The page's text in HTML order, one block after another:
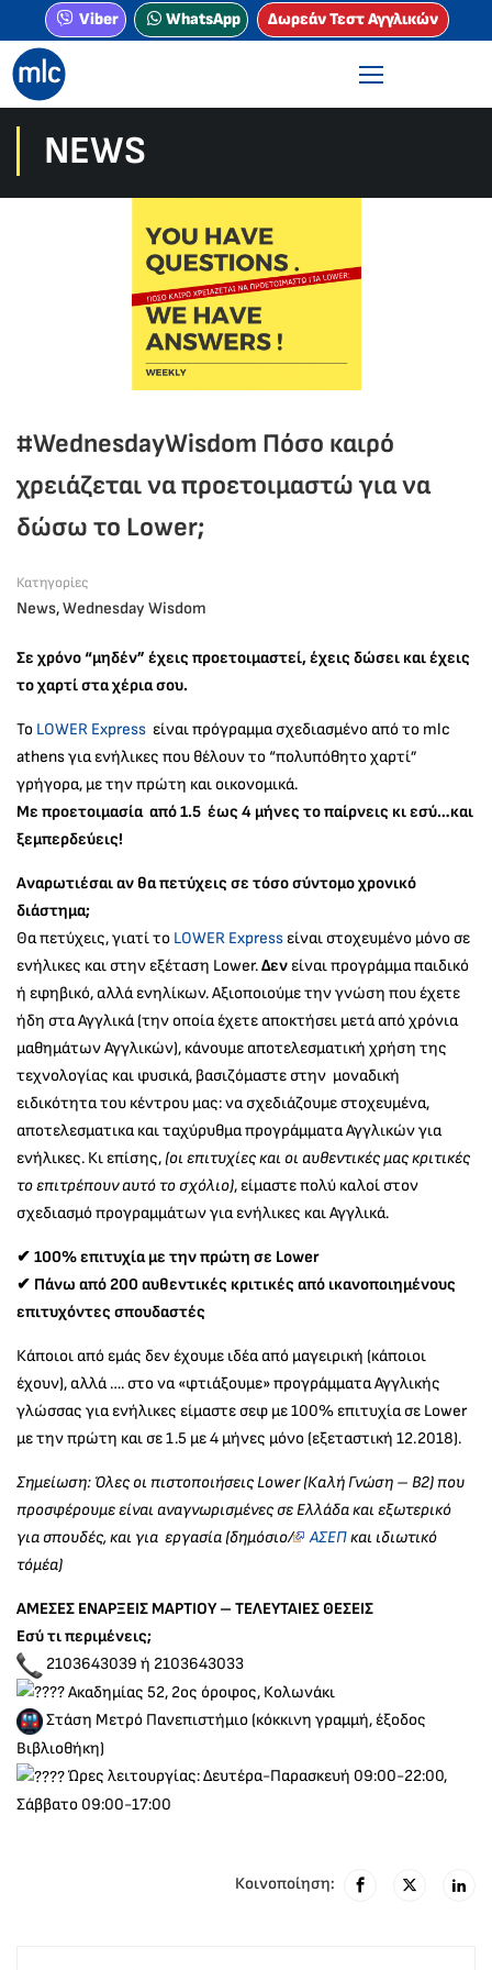
Viber WhatsApp Δωρεάν Τεστ Αγγλικών
NEWS
#WednesdayWisdom Πόσο καιρό
χρειάζεται να προετοιμαστώ για να
δώσω το Lower;
Κατηγορίες
News,Wednesday Wisdom
Σε χρόνο “μηδέν” έχεις προετοιμαστεί, έχεις δώσει και έχεις
το χαρτί στα χέρια σου.
Το LOWER Express είναι πρόγραμμα σχεδιασμένο από το mlc
athens για ενήλικες που θέλουν το “πολυπόθητο χαρτί”
γρήγορα, με την πρώτη και οικονομικά.
Με προετοιμασία από 1.5 έως 4 μήνες το παίρνεις κι εσύ…και
ξεμπερδεύεις!
Αναρωτιέσαι αν θα πετύχεις σε τόσο σύντομο χρονικό
διάστημα;
Θα πετύχεις, γιατί το LOWER Express είναι στοχευμένο μόνο σε
ενήλικες και στην εξέταση Lower.Δεν είναι προγράμμα παιδικό
ή εφηβικό, αλλά ενηλίκων. Αξιοποιούμε την γνώση που έχετε
ήδη στα Αγγλικά (την οποία έχετε αποκτήσει μετά από χρόνια
μαθημάτων Αγγλικών), κάνουμε αποτελεσματική χρήση της
τεχνολογίας και φυσικά, βασιζόμαστε στην μοναδική
ειδικότητα του κέντρου μας: να σχεδιάζουμε στοχευμένα,
αποτελεσματικα και ταχύρυθμα προγράμματα Αγγλικών για
ενήλικες. Κι επίσης,(οι επιτυχίες και οι αυθεντικές μας κριτικές
το επιτρέπουν αυτό το σχόλιο), είμαστε πολύ καλοί στον
σχεδιασμό προγραμμάτων για ενήλικες και Αγγλικά.
✔ 100% επιτυχία με την πρώτη σε Lower
✔ Πάνω από 200 αυθεντικές κριτικές από ικανοποιημένους
επιτυχόντες σπουδαστές
Κάποιοι από εμάς δεν έχουμε ιδέα από μαγειρική (κάποιοι
έχουν), αλλά …. στο να «φτιάξουμε» προγράμματα Αγγλικής
γλώσσας για ενήλικες είμαστε σεφ με 100% επιτυχία σε Lower
με την πρώτη και σε 1.5 με 4 μήνες μόνο (εξεταστική 12.2018).
Σημείωση: Όλες οι πιστοποιήσεις Lower (Καλή Γνώση – Β2) που
προσφέρουμε είναι αναγνωρισμένες σε Ελλάδα και εξωτερικό
για σπουδές, και για εργασία (δημόσιο/
ΑΣΕΠκαι ιδιωτικό
τόμέα)
ΑΜΕΣΕΣ ΕΝΑΡΞΕΙΣ ΜΑΡΤΙΟΥ – ΤΕΛΕΥΤΑΙΕΣ ΘΕΣΕΙΣ
Εσύ τι περιμένεις;
2103643039 ή 2103643033
Ακαδημίας 52, 2ος όροφος, Κολωνάκι
Στάση Μετρό Πανεπιστήμιο (κόκκινη γραμμή, έξοδος
Βιβλιοθήκη)
Ώρες λειτουργίας: Δευτέρα-Παρασκευή 09:00-22:00,
Σάββατο 09:00-17:00
Κοινοποίηση: